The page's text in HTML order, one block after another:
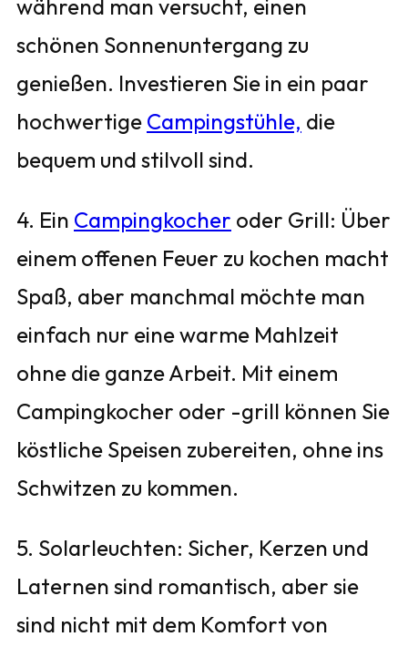
während man versucht, einen
schönen Sonnenuntergang zu
genießen. Investieren Sie in ein paar
hochwertige Campingstühle, die
bequem und stilvoll sind.
4. Ein Campingkocher oder Grill: Über
einem offenen Feuer zu kochen macht
Spaß, aber manchmal möchte man
einfach nur eine warme Mahlzeit
ohne die ganze Arbeit. Mit einem
Campingkocher oder -grill können Sie
köstliche Speisen zubereiten, ohne ins
Schwitzen zu kommen.
5. Solarleuchten: Sicher, Kerzen und
Laternen sind romantisch, aber sie
sind nicht mit dem Komfort von